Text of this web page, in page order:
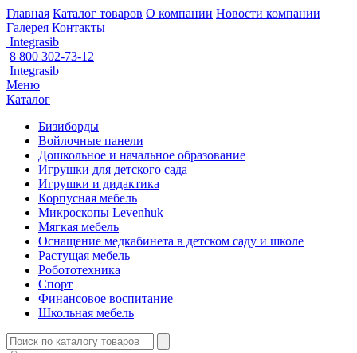
Главная Каталог товаров О компании Новости компании
Галерея Контакты
Integrasib
8 800 302-73-12
Integrasib
Меню
Каталог
Бизиборды
Войлочные панели
Дошкольное и начальное образование
Игрушки для детского сада
Игрушки и дидактика
Корпусная мебель
Микроскопы Levenhuk
Мягкая мебель
Оснащение медкабинета в детском саду и школе
Растущая мебель
Робототехника
Спорт
Финансовое воспитание
Школьная мебель